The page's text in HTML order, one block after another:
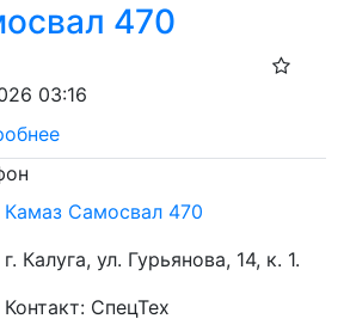
470
03:16
Камаз Самосвал 470
г. Калуга, ул. Гурьянова, 14, к. 1.
Контакт: СпецТех